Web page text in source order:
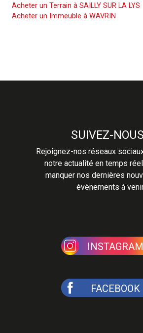
Acheter un Terrain à SAILLY SUR LA LYS
Acheter un Immeuble à WAVRIN
SUIVEZ-
Rejoignez-nos réseaux
notre actualité en temps
manquer nos dernières
évènements à
INSTAGRAM
FACEBOOK